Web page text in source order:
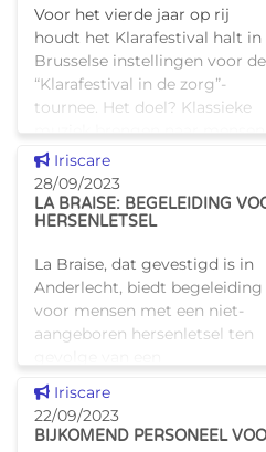
Voor het vierde jaar op rij
houdt het Klarafestival halt in
Brusselse instellingen voor de
“Klarafestival in de zorg”-
tournee. Het doel? Klassieke
muziek brengen naar mensen
die zich niet meer na
Dit nieuws tonen
Iriscare
28/09/2023
LA BRAISE: BEGELEIDING
HERSENLETSEL
La Braise, dat gevestigd is in
Anderlecht, biedt begeleiding
voor mensen met een niet-
aangeboren hersenletsel ten
schedeltrauma of een
cerebrovasculair accident
(CVA). Van de verschil
Dit nieuws tonen
Iriscare
22/09/2023
BIJKOMEND PERSONEEL